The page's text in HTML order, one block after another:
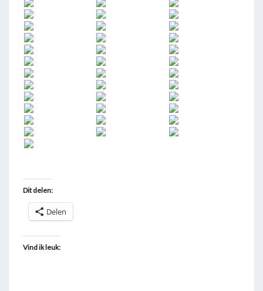
Dit delen:
Delen
Vind ik leuk: